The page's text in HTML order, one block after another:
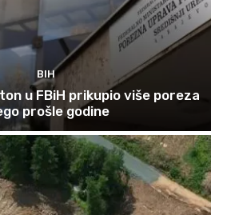
BIH
u FBiH prikupio više poreza
prošle godine